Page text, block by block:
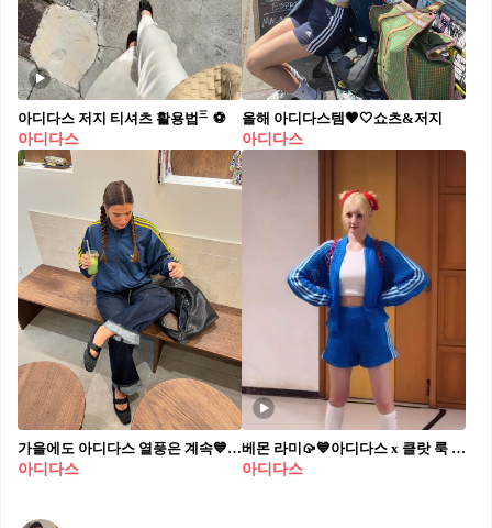
아디다스 저지 티셔츠 활용법㆔⚽️
아디다스
올해 아디다스템🖤🤍쇼츠&저지
아디다스
가을에도 아디다스 열풍은 계속💙 삼선 트랙탑과 어울리는 하의 조합✔️ 미리 @준비해요✨ 1. 아디다스 져지 + 생지 데님 져지와 생지 데님 조합은 클래식하면서도 세련된 스타일링을 완성할 수 있는 멋진 선택입니다. 이 조합은 스포티와 캐주얼을 적절히 섞어, 편안하면서도 스타일리시한 분위기를 연출합니다. 베이직한 컬러와 생지 데님의 깊은 블루 색상이 잘 어울려 전체적으로 룩을 단정하게 만들어 줍니다. 2. 아디다스 셋업 져지와 팬츠를 함께 코디하는 것은 클래식하면서도 편안한 스포츠웨어 스타일의 정석을 보여줍니다. 활동성과 스타일을 동시에 잡을 수 있어, 운동할 때는 물론 일상에서도 멋지게 소화할 수 있는 룩입니다. 동일한 컬러의 상하의를 선택해 깔끔하고 단정한 룩을 완성해 보세요. 3. 아디다스 져지 + 연청 데님 연청 데님과 함께 코디하면 스포티한 트렌디한 스타일을 완성할 수 있습니다. 이 조합은 가볍고 산뜻한 느낌을 주며, 데일리한 외출룩에 안성맞춤입니다. 블랙이나 네이비와 같은 어두운 색상의 져지를 선택하면 연청 데님의 밝은 톤과 대비되어 전체적인 룩이 더욱 돋보입니다. 4. 아디다스 져지 + 화이트 롱스커트 화이트 롱스커트를 코디하는 것은 스포티함과 페미닌이 조화를 이루는 믹스매치 스타일링입니다. 편안한 룩에 우아한 느낌을 더할 수 있으며 어두운 색상의 져지를 선택하면 화이트 스커트와 대비를 이루어 모던하고 시크한 느낌을 줄 수 있습니다.
아디다스
베몬 라미🥠💙아디다스 x 클랏 룩 머리부터 발끝까지 아디다스 x 클랏 신상으로 스타일링✨@탐나 1. 아우터: 아디다스 x CLOT 크로셰 트랙탑 브라이트 블루, 22만 9천 원. 2. 상의: 아디다스 x CLOT 립 탱크 코어 화이트, 6만 5천 원. 3. 하의: 아디다스 x CLOT 크로셰 쇼츠 브라이트 블루, 16만 5천 원. 4. 운동화: 아디다스 x 클랏 가젤 리넨 카키 라이트 블루, 20만 9천 원.
아디다스